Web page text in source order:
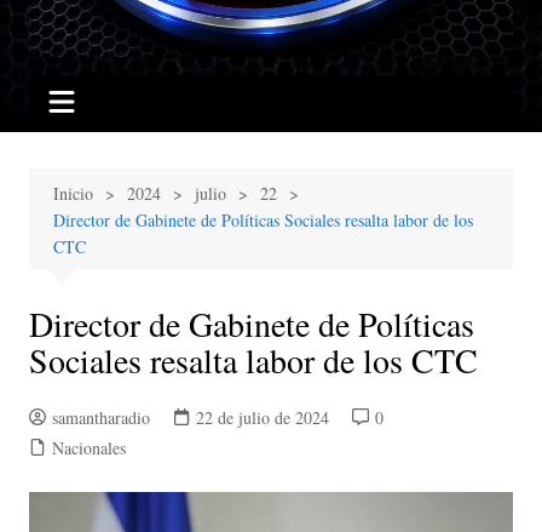
Inicio 2024 julio
22
Director de Gabinete de Políticas Sociales resalta labor de los
CTC
Director de Gabinete de Políticas
Sociales resalta labor de los CTC
samantharadio 22 de julio de 2024
0
Nacionales